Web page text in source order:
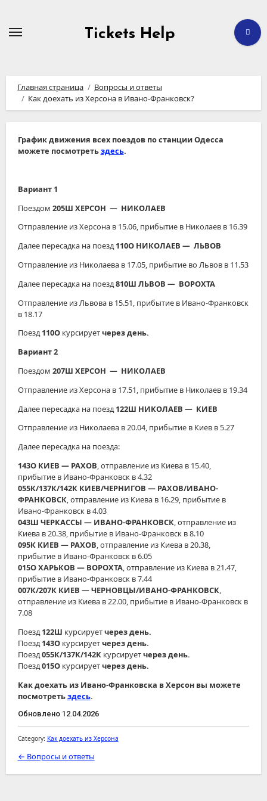
содержимому
Tickets Help
Главная страница
Вопросы и ответы
Как доехать из Херсона в Ивано-Франковск?
График движения всех поездов по станции Одесса
можете посмотретьздесь.
Вариант 1
Поездом 205Ш ХЕРСОН ― НИКОЛАЕВ
Отправление из Херсона в 15.06, прибытие в Николаев в 16.39
Далее пересадка на поезд110О НИКОЛАЕВ ― ЛЬВОВ
Отправление из Николаева в 17.05, прибытие во Львов в 11.53
Далее пересадка на поезд810Ш ЛЬВОВ ― ВОРОХТА
Отправление из Львова в 15.51, прибытие в Ивано-Франковск
в 18.17
Поезд110О курсируетчерез день.
Вариант 2
Поездом 207Ш ХЕРСОН ― НИКОЛАЕВ
Отправление из Херсона в 17.51, прибытие в Николаев в 19.34
Далее пересадка на поезд 122Ш НИКОЛАЕВ ― КИЕВ
Отправление из Николаева в 20.04, прибытие в Киев в 5.27
Далее пересадка на поезда:
143О КИЕВ ― РАХОВ, отправление из Киева в 15.40,
прибытие в Ивано-Франковск в 4.32
055К/137К/142К КИЕВ/ЧЕРНИГОВ ― РАХОВ/ИВАНО-
ФРАНКОВСК, отправление из Киева в 16.29, прибытие в
Ивано-Франковск в 4.03
043Ш ЧЕРКАССЫ ― ИВАНО-ФРАНКОВСК, отправление из
Киева в 20.38, прибытие в Ивано-Франковск в 8.10
095К КИЕВ ― РАХОВ, отправление из Киева в 20.38,
прибытие в Ивано-Франковск в 6.05
015О ХАРЬКОВ ― ВОРОХТА, отправление из Киева в 21.47,
прибытие в Ивано-Франковск в 7.44
007К/207К КИЕВ ― ЧЕРНОВЦЫ/ИВАНО-ФРАНКОВСК,
отправление из Киева в 22.00, прибытие в Ивано-Франковск в
7.08
Поезд122Ш курсируетчерез день.
Поезд143О курсируетчерез день.
Поезд055К/137К/142К курсируетчерез день.
Поезд015О курсируетчерез день.
Как доехать из Ивано-Франковска в Херсон вы можете
посмотретьздесь.
Обновлено 12.04.2026
Category: Как доехать из Херсона
← Вопросы и ответы